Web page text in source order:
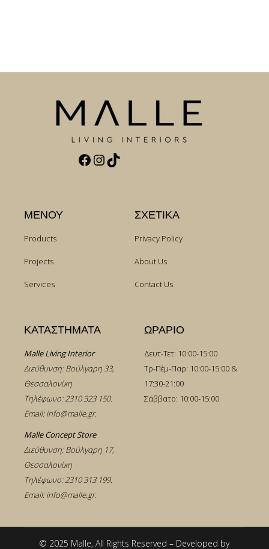
Facebook
Instagram
TikTok
ΜΕΝΟΥ
Products
Projects
Services
ΣΧΕΤΙΚΑ
Privacy Policy
About Us
Contact Us
ΚΑΤΑΣΤΗΜΑΤΑ
Malle Living Interior
Διεύθυνση: Βούλγαρη 33,
Θεσσαλονίκη
Τηλέφωνο:2310 323 150.
Email:info@malle.gr.
Malle Concept Store
Διεύθυνση: Βούλγαρη 17,
Θεσσαλονίκη
Τηλέφωνο:2310 313 199.
Email:info@malle.gr.
ΩΡΑΡΙΟ
Δευτ-Τετ: 10:00-15:00
Τρ-Πέμ-Παρ: 10:00-15:00 &
17:30-21:00
Σάββατο: 10:00-15:00
© 2025 Malle, All Rights Reserved – Developed by